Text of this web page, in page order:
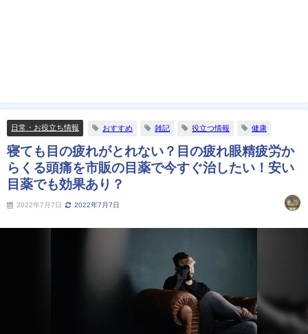
日常・お役立ち情報 おすすめ 雑記 役立つ情報 健康
寝ても目の疲れがとれない？目の疲れ眼精疲労か
らくる頭痛を市販の目薬で今すぐ治したい！安い
目薬でも効果あり？
2022年7月7日 2022年7月7日